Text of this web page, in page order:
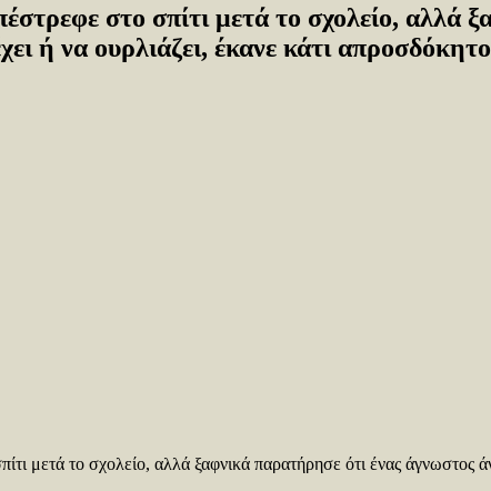
στο σπίτι μετά το σχολείο, αλλά
ή να ουρλιάζει, έκανε κάτι
μετά το σχολείο, αλλά ξαφνικά παρατήρησε ότι ένας άγνωστος